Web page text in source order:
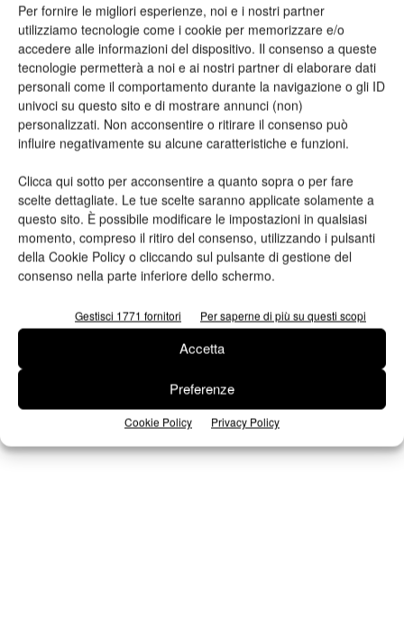
Per fornire le migliori esperienze, noi e i nostri partner
utilizziamo tecnologie come i cookie per memorizzare e/o
accedere alle informazioni del dispositivo. Il consenso a queste
tecnologie permetterà a noi e ai nostri partner di elaborare dati
personali come il comportamento durante la navigazione o gli ID
univoci su questo sito e di mostrare annunci (non)
personalizzati. Non acconsentire o ritirare il consenso può
influire negativamente su alcune caratteristiche e funzioni.
Clicca qui sotto per acconsentire a quanto sopra o per fare
scelte dettagliate. Le tue scelte saranno applicate solamente a
questo sito. È possibile modificare le impostazioni in qualsiasi
momento, compreso il ritiro del consenso, utilizzando i pulsanti
della Cookie Policy o cliccando sul pulsante di gestione del
consenso nella parte inferiore dello schermo.
Gestisci 1771 fornitori Per saperne di più su questi scopi
Accetta
Preferenze
Cookie Policy Privacy Policy
Edicola Web
Iscriviti alla newsletter
Seguici su Facebook